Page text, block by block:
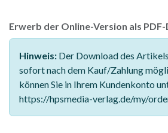
Erwerb der Online-Version als
Hinweis: Der Download des
sofort nach dem Kauf/Zahlung
können Sie in Ihrem Kundenkonto
https://hpsmedia-verlag.de/my/